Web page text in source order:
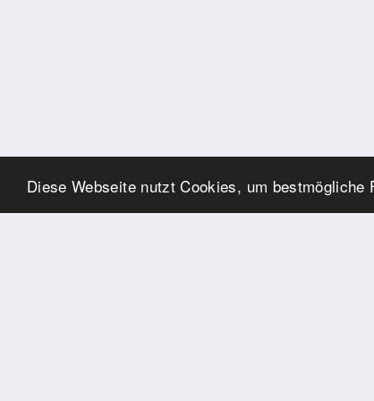
Diese Webseite nutzt Cookies, um bestmögliche